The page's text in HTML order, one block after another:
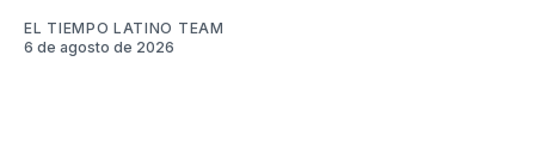
EL TIEMPO LATINO TEAM
6 de agosto de 2026